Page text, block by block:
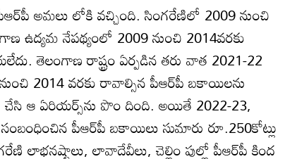
అమలు లోకి వచ్చింది. సింగరేణిలో 2009 నుంచి
ఉద్యమ నేపథ్యంలో 2009 నుంచి 2014వరకు
తెలంగాణ రాష్ట్రం ఏర్పడిన తరు వాత 2021-22
నుంచి 2014 వరకు రావాల్సిన పీఆర్‌పీ బకాయిలను
ఆ ఏరియర్స్‌ను పొం దింది. అయితే 2022-23,
సంబంధించిన పీఆర్‌పీ బకాయిలు సుమారు రూ.250కోట్లు
లాభనష్టాలు, లావాదేవీలు, చెల్లిం పుల్లో పీఆర్‌పీ కింద